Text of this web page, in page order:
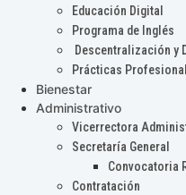
Educación Digital
Programa de Inglés
Descentralización y
Prácticas
Bienestar
Administrativo
Vicerrectora
Secretaría General
Convocatoria
Contratación